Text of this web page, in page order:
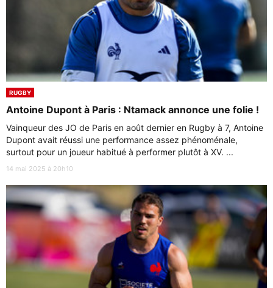
RUGBY
Antoine Dupont à Paris : Ntamack annonce une folie !
Vainqueur des JO de Paris en août dernier en Rugby à 7, Antoine
Dupont avait réussi une performance assez phénoménale,
surtout pour un joueur habitué à performer plutôt à XV. ...
14 mai 2025 à 20h10